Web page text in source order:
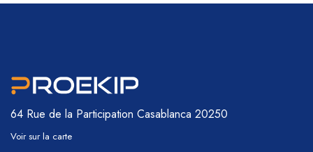
64 Rue de la Participation Casablanca 20250
Voir sur la carte